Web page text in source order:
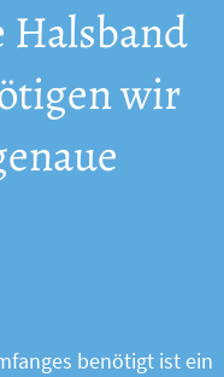
Halsband
wir
benötigt ist ein